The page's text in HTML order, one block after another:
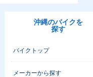
沖縄のバイクを
探す
バイクトップ
メーカーから探す